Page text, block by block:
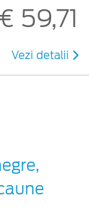
€ 59,71
Vezi detalii